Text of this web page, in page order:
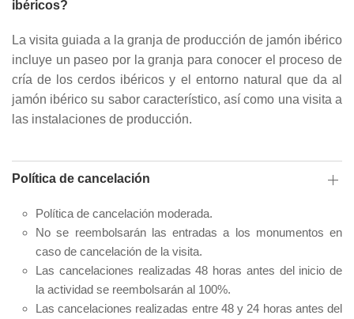
ibéricos?
La visita guiada a la granja de producción de jamón ibérico
incluye un paseo por la granja para conocer el proceso de
cría de los cerdos ibéricos y el entorno natural que da al
jamón ibérico su sabor característico, así como una visita a
las instalaciones de producción.
Política de cancelación
Política de cancelación moderada.
No se reembolsarán las entradas a los monumentos en
caso de cancelación de la visita.
Las cancelaciones realizadas 48 horas antes del inicio de
la actividad se reembolsarán al 100%.
Las cancelaciones realizadas entre 48 y 24 horas antes del